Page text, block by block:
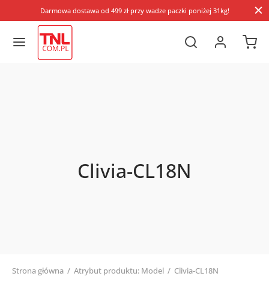
Darmowa dostawa od 499 zł przy wadze paczki poniżej 31kg!
Clivia-CL18N
Strona główna / Atrybut produktu: Model / Clivia-CL18N